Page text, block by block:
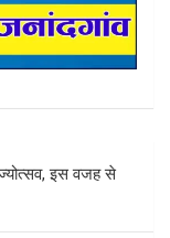
इस वजह से